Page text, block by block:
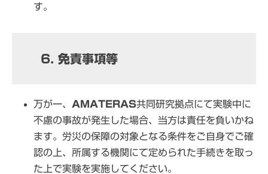
す。
6. 免責事項等
万が一、 AMATERAS共同研究拠点にて実験中に
不慮の事故が発生した場合、当方は責任を負いかね
ます。労災の保障の対象となる条件をご自身でご確
認の上、所属する機関にて定められた手続きを取っ
た上で実験を実施してください。